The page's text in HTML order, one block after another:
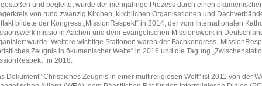
und begleitet wurde der mehrjährige Prozess durch einen
von rund zwanzig Kirchen, kirchlichen Organisationen und
bildete der Kongress „MissionRespekt“ in 2014, der vom Internationalen
missio in Aachen und dem Evangelischen Missionswerk in
wurde. Weitere wichtige Stationen waren der Fachkongress
Zeugnis in ökumenischer Weite“ in 2016 und die Tagung
in 2018.
Dokument "Christliches Zeugnis in einer multireligiösen Welt" ist 2011 von der